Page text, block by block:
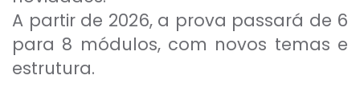
A partir de 2026, a prova passará de 6
para 8 módulos, com novos temas e
estrutura.